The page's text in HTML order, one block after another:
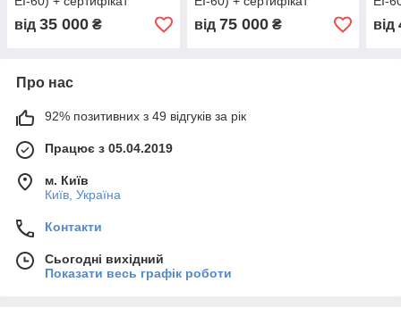
від 35 000 ₴ від 75 000₴ від
Про нас
92% позитивних з 49 відгуків за рік
Працює з 05.04.2019
м. Київ
Київ, Україна
Контакти
Сьогодні вихідний
Показати весь графік роботи